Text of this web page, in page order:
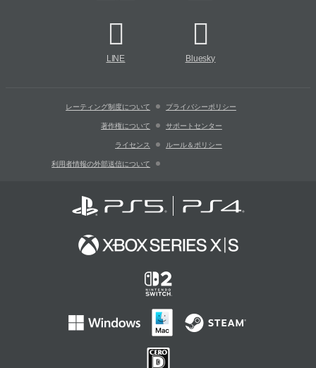
LINE Bluesky
レーティング制度について プライバシーポリシー
著作権について サポートセンター
ライセンス ルール＆ポリシー
利用者情報の外部送信について